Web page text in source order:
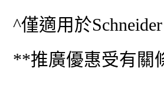
^僅適用於
**推廣優惠受有關